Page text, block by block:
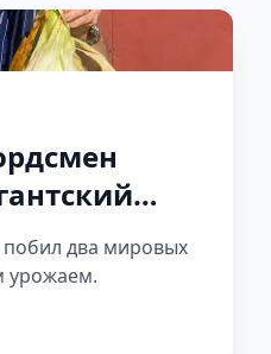
два мировых
урожаем.